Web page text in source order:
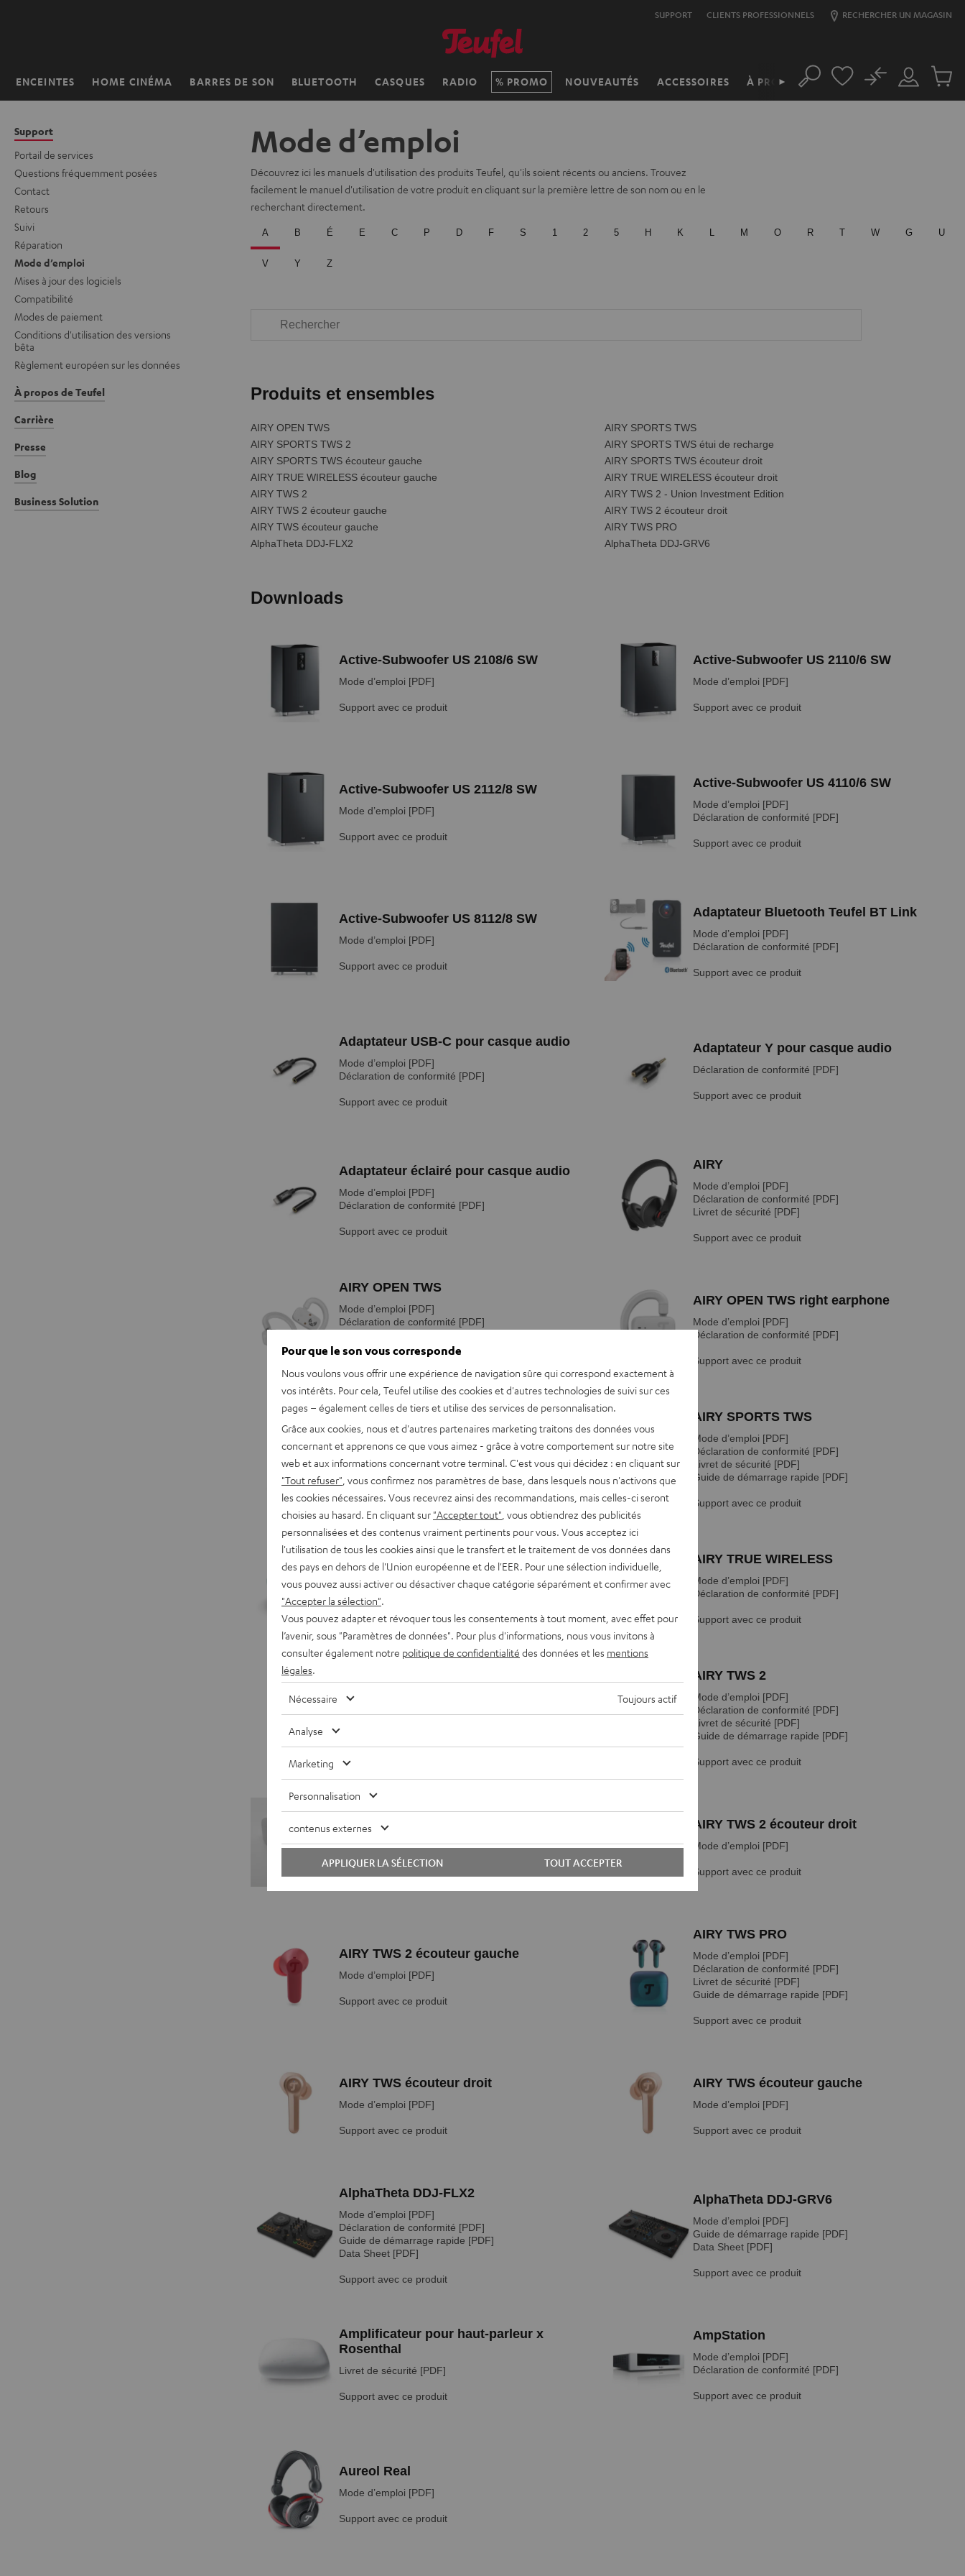
SUPPORT CLIENTS PROFESSIONNELS RECHERCHER UN MAGASIN
ENCEINTES HOME CINÉMA BARRES DE SON BLUETOOTH CASQUES RADIO PROMO NOUVEAUTÉS ACCESSOIRES À PROPOS
►
Page
Rechercher
Mon
compte
No
Support
Portail de services
Questions fréquemment posées
Contact
Retours
Suivi
Réparation
Mode d’emploi
Mises à jour des logiciels
Compatibilité
Modes de paiement
Conditions d'utilisation des versions
bêta
Règlement européen sur les données
À propos de Teufel
Carrière
Presse
Blog
Business Solution
Mode d’emploi
Découvrez ici les manuels d'utilisation des produits Teufel, qu'ils soient récents ou anciens. Trouvez
facilement le manuel d'utilisation de votre produit en cliquant sur la première lettre de son nom ou en le
recherchant directement.
Pour que le son vous corresponde
Nous voulons vous offrir une expérience de navigation sûre qui correspond exactement à
vos intérêts. Pour cela, Teufel utilise des cookies et d'autres technologies de suivi sur ces
pages – également celles de tiers et utilise des services de personnalisation.
Grâce aux cookies, nous et d'autres partenaires marketing traitons des données vous
concernant et apprenons ce que vous aimez - grâce à votre comportement sur notre site
web et aux informations concernant votre terminal. C'est vous qui décidez : en cliquant sur
"Tout refuser" , vous confirmez nos paramètres de base, dans lesquels nous n'activons que
les cookies nécessaires. Vous recevrez ainsi des recommandations, mais celles-ci seront
choisies au hasard. En cliquant sur "Accepter tout" , vous obtiendrez des publicités
personnalisées et des contenus vraiment pertinents pour vous. Vous acceptez ici
l'utilisation de tous les cookies ainsi que le transfert et le traitement de vos données dans
des pays en dehors de l'Union européenne et de l'EER. Pour une sélection individuelle,
vous pouvez aussi activer ou désactiver chaque catégorie séparément et confirmer avec
"Accepter la sélection"
Vous pouvez adapter et révoquer tous les consentements à tout moment, avec effet pour
l’avenir, sous "Paramètres de données". Pour plus d'informations, nous vous invitons à
consulter également notre politique de confidentialité des données et les mentions
légales
Nécessaire Toujours actif
Analyse
Marketing
Personnalisation
contenus externes
TOUT ACCEPTER
APPLIQUER LA SÉLECTION